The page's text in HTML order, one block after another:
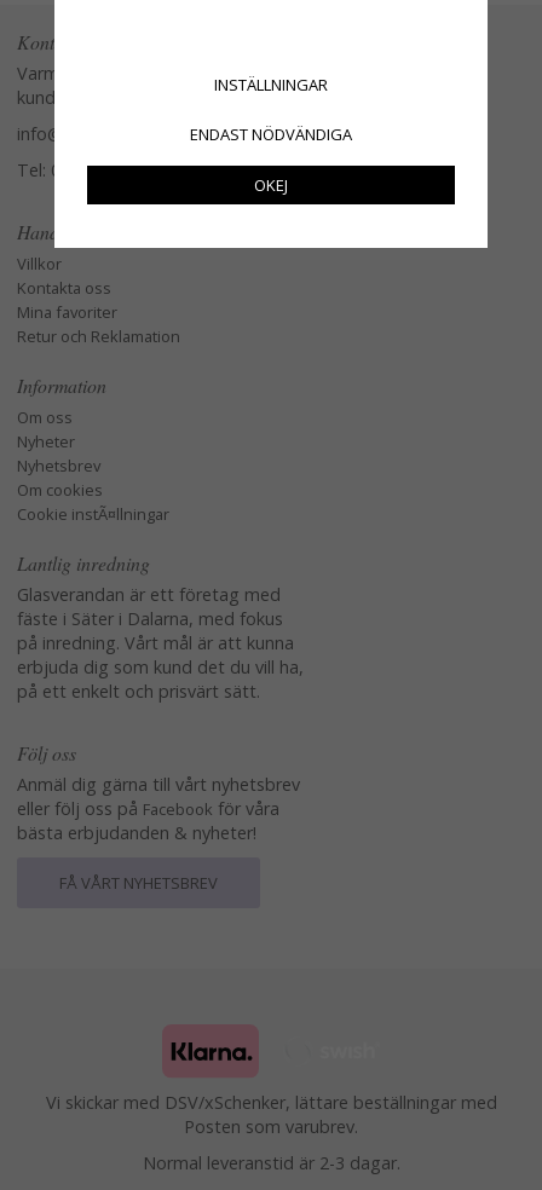
Kontakta oss
Varmt välkommen att kontakta vår
kundtjänst.
info@glasverandan.se
Tel: 079-3495968
Handla
Villkor
Kontakta oss
Mina favoriter
Retur och Reklamation
Information
Om oss
Nyheter
Nyhetsbrev
Om cookies
Cookie instÃ¤llningar
Lantlig inredning
Glasverandan är ett företag med
fäste i Säter i Dalarna, med fokus
på inredning. Vårt mål är att kunna
erbjuda dig som kund det du vill ha,
på ett enkelt och prisvärt sätt.
Följ oss
Anmäl dig gärna till vårt nyhetsbrev
eller följ oss på Facebook för våra
bästa erbjudanden & nyheter!
FÅ VÅRT NYHETSBREV
Vi skickar med DSV/xSchenker, lättare beställningar med
Posten som varubrev.
Normal leveranstid är 2-3 dagar.
INSTÄLLNINGAR
ENDAST NÖDVÄNDIGA
OKEJ